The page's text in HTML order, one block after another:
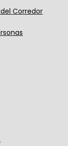
Corredor